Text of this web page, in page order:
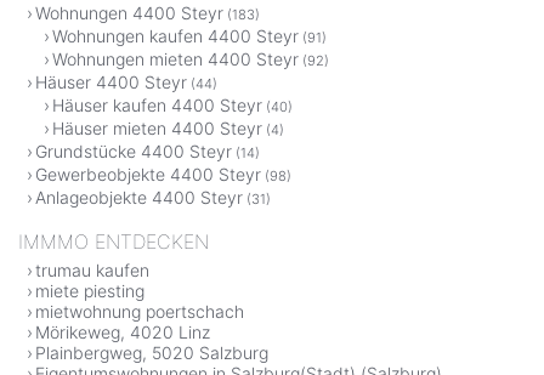
Wohnungen 4400 Steyr (183)
Wohnungen kaufen 4400 Steyr (91)
Wohnungen mieten 4400 Steyr (92)
Häuser 4400 Steyr (44)
Häuser kaufen 4400 Steyr (40)
Häuser mieten 4400 Steyr (4)
Grundstücke 4400 Steyr (14)
Gewerbeobjekte 4400 Steyr (98)
Anlageobjekte 4400 Steyr (31)
IMMMO ENTDECKEN
trumau kaufen
miete piesting
mietwohnung poertschach
Mörikeweg, 4020 Linz
Plainbergweg, 5020 Salzburg